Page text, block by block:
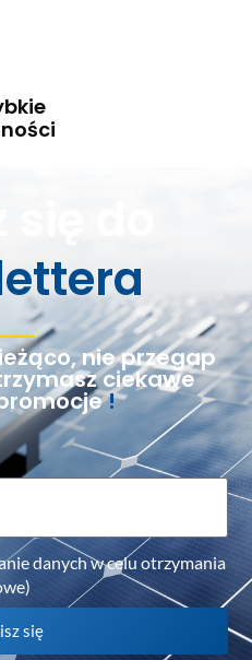
do
nie przegap
ciekawe
!
danych w celu otrzymania
się